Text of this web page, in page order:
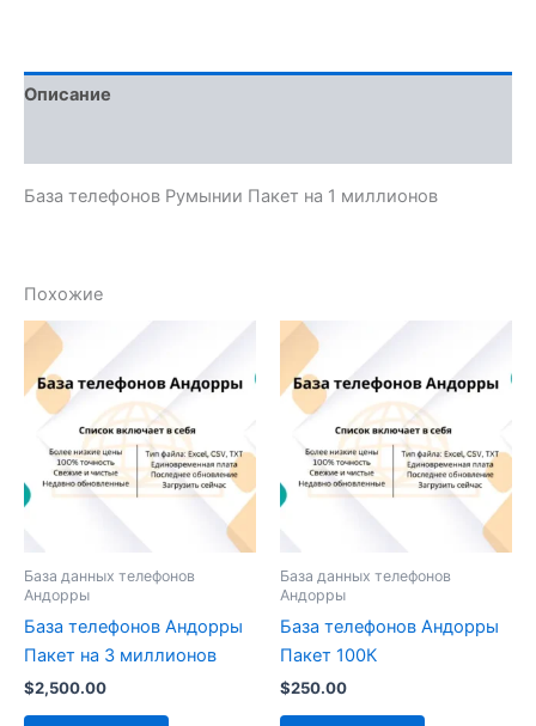
Описание
База телефонов Румынии Пакет на 1 миллионов
Похожие
База данных телефонов
Андорры
База телефонов Андорры
Пакет на 3 миллионов
$2,500.00
База данных телефонов
Андорры
База телефонов Андорры
Пакет 100К
$250.00